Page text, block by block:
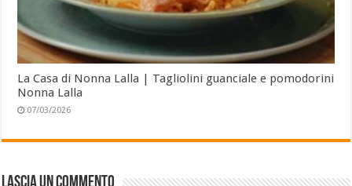
La Casa di Nonna Lalla | Tagliolini guanciale e pomodorini
Nonna Lalla
07/03/2026